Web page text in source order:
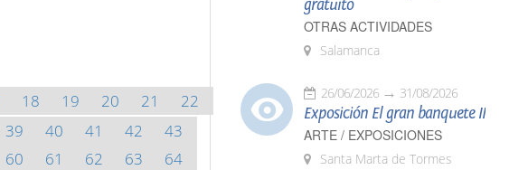
18 19 20 21
22
39 40 41 42
43
60 61 62 63
64
gratuito
OTRAS ACTIVIDADES
Salamanca
26/06/2026 31/08/2026
Exposición El gran banquete II
ARTE / EXPOSICIONES
Santa Marta de Tormes